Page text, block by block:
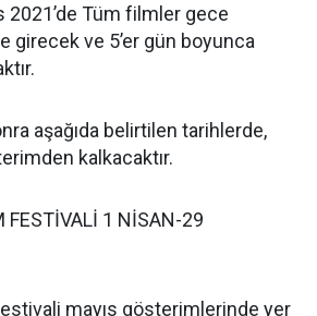
2021’de Tüm filmler gece
girecek ve 5’er gün boyunca
aşağıda belirtilen tarihlerde,
kalkacaktır.
FESTİVALİ 1 NİSAN-29
mayıs gösterimlerinde yer